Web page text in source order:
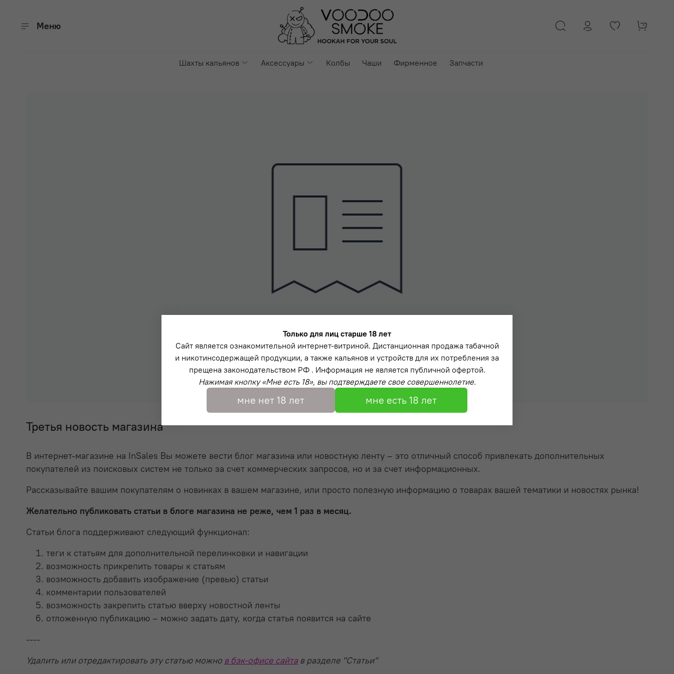
Меню
Шахты кальянов Аксессуары Колбы Чаши Фирменное Запчасти
Третья новость магазина
В интернет-магазине на InSales Вы можете вести блог магазина или новостную ленту – это отличный способ привлекать дополнительных
покупателей из поисковых систем не только за счет коммерческих запросов, но и за счет информационных.
Рассказывайте вашим покупателям о новинках в вашем магазине, или просто полезную информацию о товарах вашей тематики и новостях рынка!
Желательно публиковать статьи в блоге магазина не реже, чем 1 раз в месяц.
Статьи блога поддерживают следующий функционал:
теги к статьям для дополнительной перелинковки и навигации
возможность прикрепить товары к статьям
возможность добавить изображение (превью) статьи
комментарии пользователей
возможность закрепить статью вверху новостной ленты
отложенную публикацию – можно задать дату, когда статья появится на сайте
----
Удалить или отредактировать эту статью можно в бэк-офисе сайтав разделе "Статьи"
Только для лиц старше 18 лет
Сайт является ознакомительной интернет-витриной. Дистанционная продажа табачной
и никотинсодержащей продукции, а также кальянов и устройств для их потребления за
прещена законодательством РФ . Информация не является публичной офертой.
Нажимая кнопку «Мне есть 18», вы подтверждаете свое совершеннолетие.
мне нет 18 лет мне есть 18 лет